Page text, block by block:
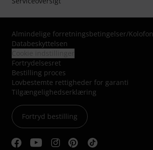
Almindelige forretningsbetingelser/Kolofon
Databeskyttelsen
Fortrydelsesret
Bestilling proces
Lovbestemte rettigheder for garanti
Tilgængelighedserklæring
Fortryd bestilling